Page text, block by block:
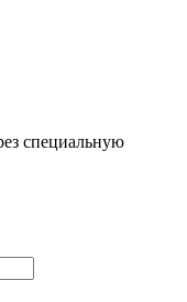
специальную